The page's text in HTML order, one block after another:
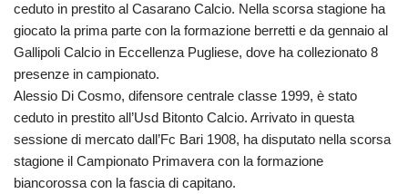
ceduto in prestito al Casarano Calcio. Nella scorsa stagione ha
giocato la prima parte con la formazione berretti e da gennaio al
Gallipoli Calcio in Eccellenza Pugliese, dove ha collezionato 8
presenze in campionato.
Alessio Di Cosmo, difensore centrale classe 1999, è stato
ceduto in prestito all’Usd Bitonto Calcio. Arrivato in questa
sessione di mercato dall’Fc Bari 1908, ha disputato nella scorsa
stagione il Campionato Primavera con la formazione
biancorossa con la fascia di capitano.